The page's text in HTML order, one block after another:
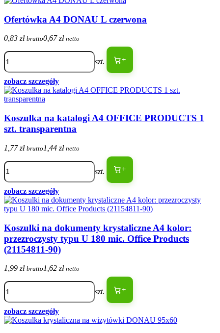
Ofertówka A4 DONAU L czerwona
0,83 zł brutto0,67 zł netto
szt. +
zobacz szczegóły
Koszulka na katalogi A4 OFFICE PRODUCTS 1
szt. transparentna
1,77 zł brutto 1,44 zł netto
szt. +
zobacz szczegóły
Koszulki na dokumenty krystaliczne A4 kolor:
przezroczysty typu U 180 mic. Office Products
(21154811-90)
1,99 zł brutto 1,62 zł netto
szt. +
zobacz szczegóły